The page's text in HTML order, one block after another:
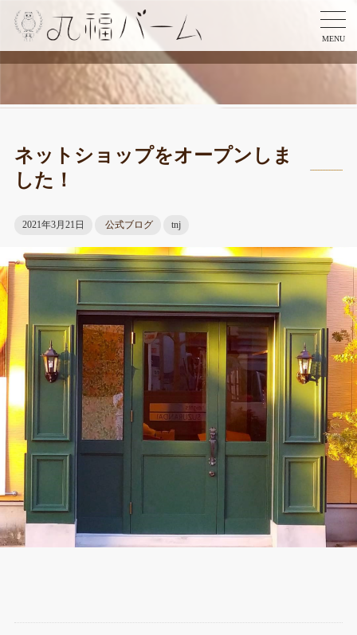
MENU
ネットショップをオープンしま
した！
2021年3月21日 公式ブログ tnj